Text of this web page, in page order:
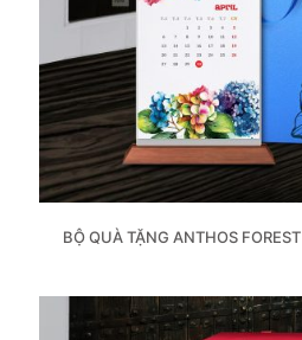
BỘ QUÀ TẶNG ANTHOS FOREST